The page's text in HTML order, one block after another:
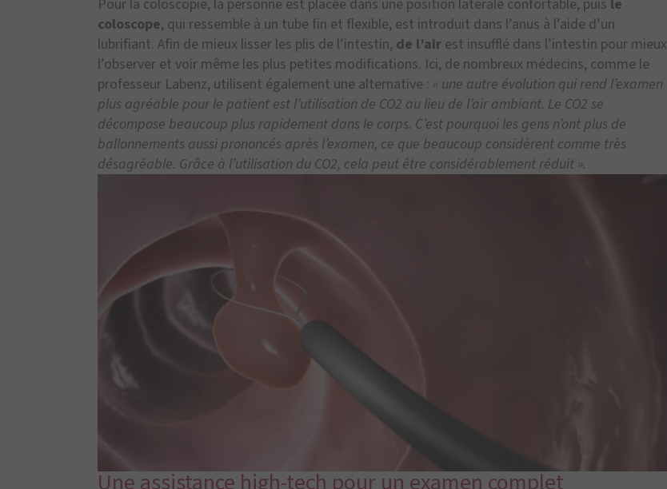
Pour la coloscopie, la personne est placée dans une position latérale confortable, puis le
coloscope, qui ressemble à un tube fin et flexible, est introduit dans l’anus à l’aide d’un
lubrifiant. Afin de mieux lisser les plis de l’intestin, de l’air est insufflé dans l’intestin pour mieux
l’observer et voir même les plus petites modifications. Ici, de nombreux médecins, comme le
professeur Labenz, utilisent également une alternative : « une autre évolution qui rend l’examen
plus agréable pour le patient est l’utilisation de CO2 au lieu de l’air ambiant. Le CO2 se
décompose beaucoup plus rapidement dans le corps. C’est pourquoi les gens n’ont plus de
ballonnements aussi prononcés après l’examen, ce que beaucoup considèrent comme très
désagréable. Grâce à l’utilisation du CO2, cela peut être considérablement réduit ».